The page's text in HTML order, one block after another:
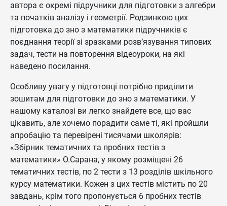
автора є окремі підручники для підготовки з алгебри
та початків аналізу і геометрії. Родзинкою цих
підготовка до зно з математики підручників є
поєднання теорії зі зразками розв’язування типових
задач, тести на повторення відеоуроки, на які
наведено посилання.
Особливу увагу у підготовці потрібно приділити
зошитам для підготовки до зно з математики. У
нашому каталозі ви легко знайдете все, що вас
цікавить, але хочемо порадити саме ті, які пройшли
апробацію та перевірені тисячами школярів:
«Збірник тематичних та пробних тестів з
математики» О.Сарана, у якому розміщені 26
тематичних тестів, по 2 тести з 13 розділів шкільного
курсу математики. Кожен з цих тестів містить по 20
завдань, крім того пропонується 6 пробних тестів